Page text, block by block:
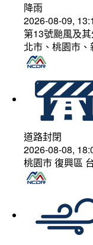
降雨
2026-08-09,
第13號颱風及
北市、桃園市
道路封閉
2026-08-08,
桃園市 復興區